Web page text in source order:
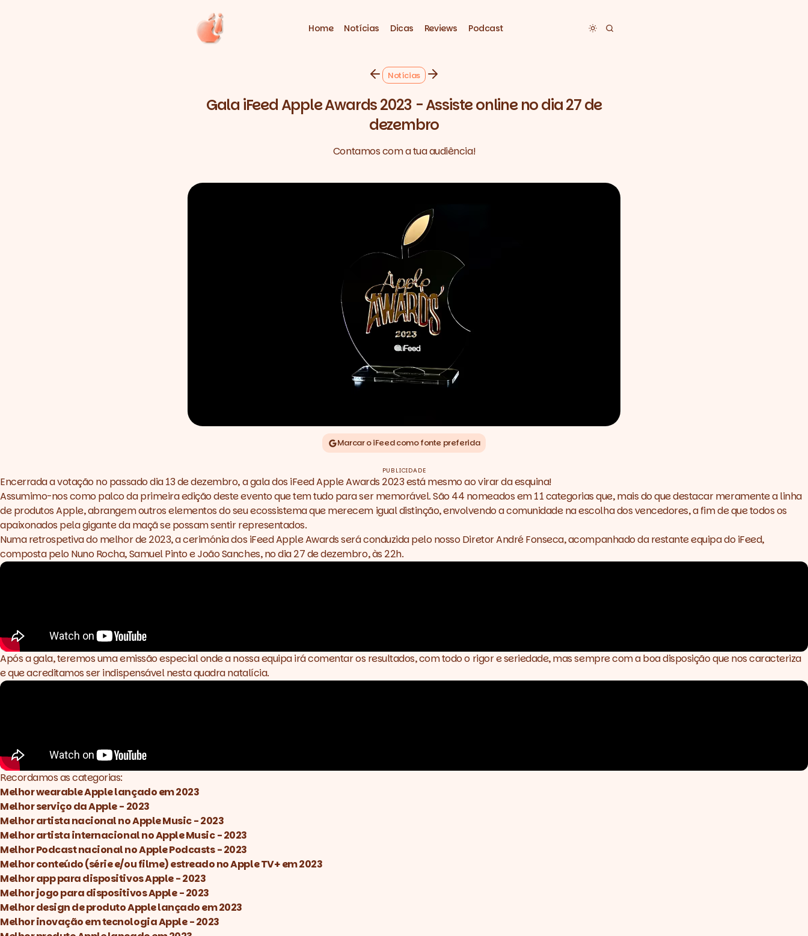
Home Notícias Dicas Reviews Podcast Toggle dark mode
Notícias
Gala iFeed Apple Awards 2023 - Assiste online no dia 27 de
dezembro
Contamos com a tua audiência!
Marcar o iFeed como fonte preferida
PUBLICIDADE
Encerrada a votação no passado dia 13 de dezembro, a gala dos iFeed Apple Awards 2023 está mesmo ao virar da esquina!
Assumimo-nos como palco da primeira edição deste evento que tem tudo para ser memorável. São 44 nomeados em 11 categorias que, mais do que destacar meramente a linha
de produtos Apple, abrangem outros elementos do seu ecossistema que merecem igual distinção, envolvendo a comunidade na escolha dos vencedores, a fim de que todos os
apaixonados pela gigante da maçã se possam sentir representados.
Numa retrospetiva do melhor de 2023, a cerimónia dos iFeed Apple Awards será conduzida pelo nosso Diretor André Fonseca, acompanhado da restante equipa do iFeed,
composta pelo Nuno Rocha, Samuel Pinto e João Sanches, no dia 27 de dezembro, às 22h.
Após a gala, teremos uma emissão especial onde a nossa equipa irá comentar os resultados, com todo o rigor e seriedade, mas sempre com a boa disposição que nos caracteriza
e que acreditamos ser indispensável nesta quadra natalícia.
Recordamos as categorias:
Melhor wearable Apple lançado em 2023
Melhor serviço da Apple - 2023
Melhor artista nacional no Apple Music - 2023
Melhor artista internacional no Apple Music - 2023
Melhor Podcast nacional no Apple Podcasts - 2023
Melhor conteúdo (série e/ou filme) estreado no Apple TV+ em 2023
Melhor app para dispositivos Apple - 2023
Melhor jogo para dispositivos Apple - 2023
Melhor design de produto Apple lançado em 2023
Melhor inovação em tecnologia Apple - 2023